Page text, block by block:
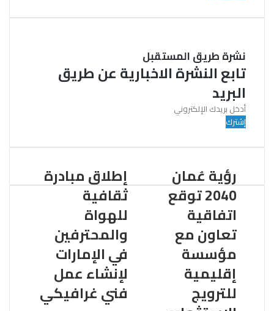
نشرة طريق المستقبل
تابع النشرة الاخبارية عن طريق
البريد
أدخل
بريدك
إطلاق مبادرة
ثقافية
للهواة
والمحترفين
في الإمارات
لإنشاء عمل
فني غرافيكي
رؤية عُمان
2040 توقع
اتفاقية
تعاون مع
مؤسسة
إقليمية
للترويج